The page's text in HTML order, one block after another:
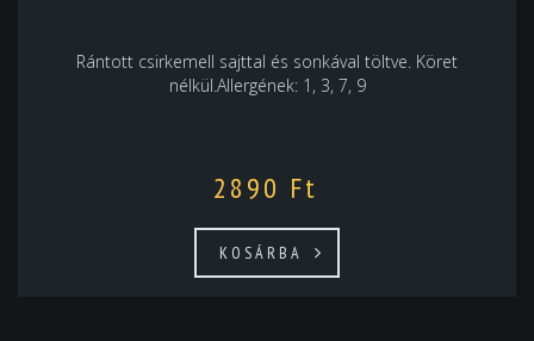
Rántott csirkemell sajttal és sonkával töltve. Köret
nélkül.Allergének: 1, 3, 7, 9
2890 Ft
KOSÁRBA